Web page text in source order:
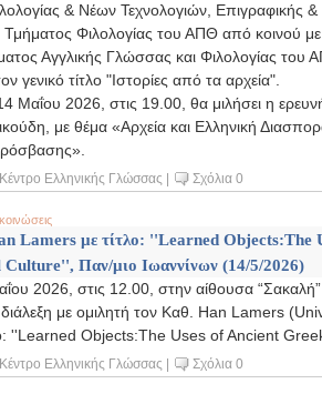
& Νέων Τεχνολογιών, Επιγραφικής
Τμήματος Φιλολογίας του ΑΠΘ από κοινού
Αγγλικής Γλώσσας και Φιλολογίας του
γενικό τίτλο "Ιστορίες από τα αρχεία".
Μαΐου 2026, στις 19.00, θα μιλήσει η
με θέμα «Αρχεία και Ελληνική
Κέντρο Ελληνικής Γλώσσας Σχόλια 0
Lamers με τίτλο: ''Learned
Παν/μιο Ιωαννίνων (14/5/2026)
2026, στις 12.00, στην αίθουσα
διάλεξη με ομιλητή τον Καθ. Han Lamers
''Learned Objects:The Uses of Ancient
Κέντρο Ελληνικής Γλώσσας Σχόλια 0